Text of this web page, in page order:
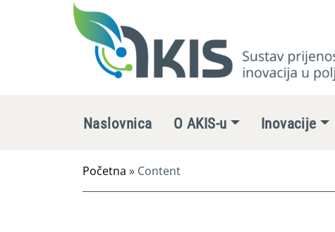
Naslovnica O AKIS-u Inovacije
Početna » Content